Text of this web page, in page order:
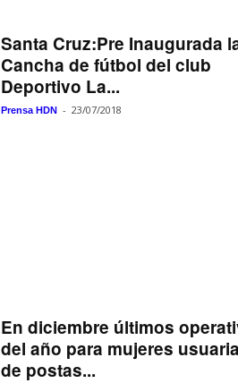
Santa Cruz:Pre Inaugurada
Cancha de fútbol del club
Deportivo La...
Prensa HDN - 23/07/2018
En diciembre últimos
del año para mujeres
de postas...